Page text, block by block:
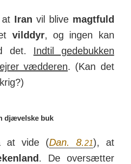
Iran vil blive magt­fuld
vild­dyr, og ingen kan
det. Indtil gede­bukken
væd­deren. (Kan det
djævelske buk
at vide (Dan. 8.21), at
. De oversætter